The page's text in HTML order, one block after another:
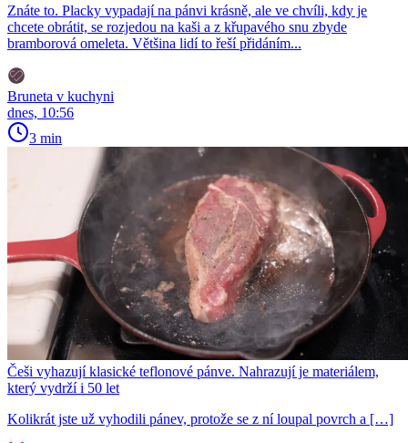
Znáte to. Placky vypadají na pánvi krásně, ale ve chvíli, kdy je
chcete obrátit, se rozjedou na kaši a z křupavého snu zbyde
bramborová omeleta. Většina lidí to řeší přidáním...
Bruneta v kuchyni
dnes, 10:56
3 min
Češi vyhazují klasické teflonové pánve. Nahrazují je materiálem,
který vydrží i 50 let
Kolikrát jste už vyhodili pánev, protože se z ní loupal povrch a […]